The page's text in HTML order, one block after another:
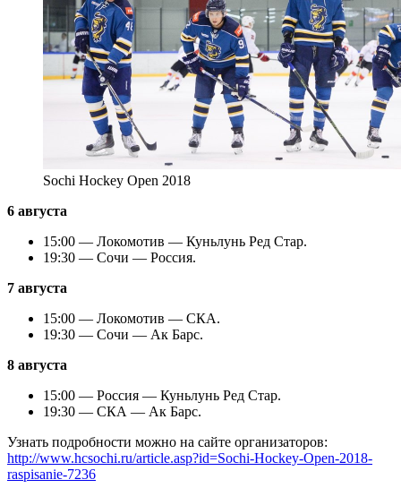
Sochi Hockey Open 2018
6 августа
15:00 — Локомотив — Куньлунь Ред Стар.
19:30 — Сочи — Россия.
7 августа
15:00 — Локомотив — СКА.
19:30 — Сочи — Ак Барс.
8 августа
15:00 — Россия — Куньлунь Ред Стар.
19:30 — СКА — Ак Барс.
Узнать подробности можно на сайте организаторов:
http://www.hcsochi.ru/article.asp?id=Sochi-Hockey-Open-2018-
raspisanie-7236